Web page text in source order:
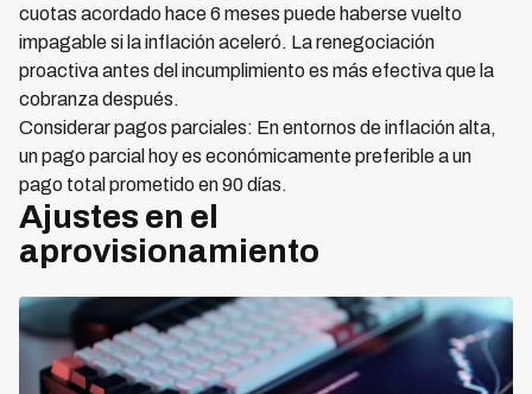
cuotas acordado hace 6 meses puede haberse vuelto
impagable si la inflación aceleró. La renegociación
proactiva antes del incumplimiento es más efectiva que la
cobranza después.
Considerar pagos parciales: En entornos de inflación alta,
un pago parcial hoy es económicamente preferible a un
pago total prometido en 90 días.
Ajustes en el
aprovisionamiento